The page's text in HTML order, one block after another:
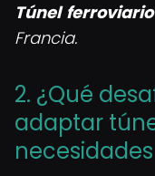
Túnel
Francia.
2. ¿Qué
adaptar